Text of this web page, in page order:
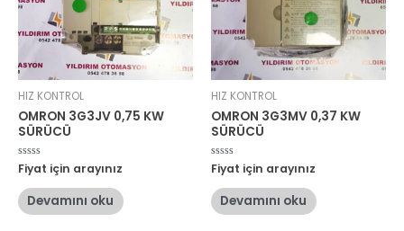
HIZ KONTROL
OMRON 3G3JV 0,75 KW
SÜRÜCÜ
5
üzerinden
oy
aldı
Fiyat için arayınız
Devamını oku
HIZ KONTROL
OMRON 3G3MV 0,37 KW
SÜRÜCÜ
5
üzerinden
oy
aldı
Fiyat için arayınız
Devamını oku